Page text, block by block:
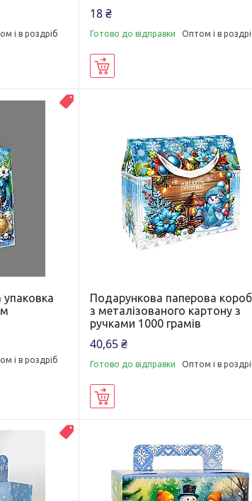
і в роздріб
18 ₴
Готово до відправки Оптом і в
упаковка
і в роздріб
Подарункова паперова
з металізованого картону з
ручками 1000 грамів
40,65 ₴
Готово до відправки Оптом і в